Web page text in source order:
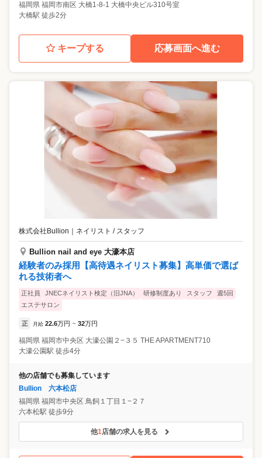
福岡県 福岡市南区 大橋1-8-1 大橋中央ビル310号室
大橋駅 徒歩2分
キープする 応募画面へ進む
株式会社Bullion ｜ ネイリスト / スタッフ
Bullion nail and eye 大濠本店
経験者のみ採用【高待遇ネイリスト募集】高単価で選ば
れる技術者へ
正社員 JNECネイリスト検定（旧JNA） 研修制度あり スタッフ
週5回
エステサロン
正 月給 22.6万円 ~ 32万円
福岡県 福岡市中央区 大濠公園２−３５ THE APARTMENT710
大濠公園駅 徒歩4分
他の店舗でも募集しています
Bullion 六本松店
福岡県 福岡市中央区 鳥飼１丁目１−２７
六本松駅 徒歩9分
他1店舗の求人を見る